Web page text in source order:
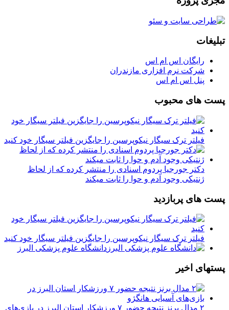
تبلیغات
رایگان اس ام اس
شرکت نرم افزاری مازندران
پنل اس ام اس
پست های محبوب
فیلتر ترک سیگار نیکوپرسین را جایگزین فیلتر سیگار خود کنید
دکتر جورجیا پردوم اسنادی را منتشر کرده که از لحاظ
ژنتیکی وجود آدم و حوا را ثابت میکند
پست های پربازدید
فیلتر ترک سیگار نیکوپرسین را جایگزین فیلتر سیگار خود کنید
دانشگاه علوم پزشکی البرز
پستهای اخیر
۲ مدال برنز نتیجه حضور ۷ ورزشکار استان البرز در بازی‌های